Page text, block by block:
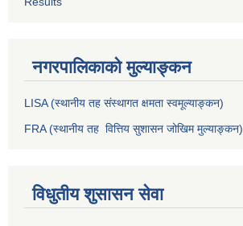
नगरपालिकाको मुल्याङ्कन
LISA (स्थानीय तह संस्थागत क्षमता स्वमूल्याङ्कन)
FRA (स्थानीय तह वित्तिय सुशासन जोखिम मुल्याङ्कन)
विधुतीय शुसासन सेवा